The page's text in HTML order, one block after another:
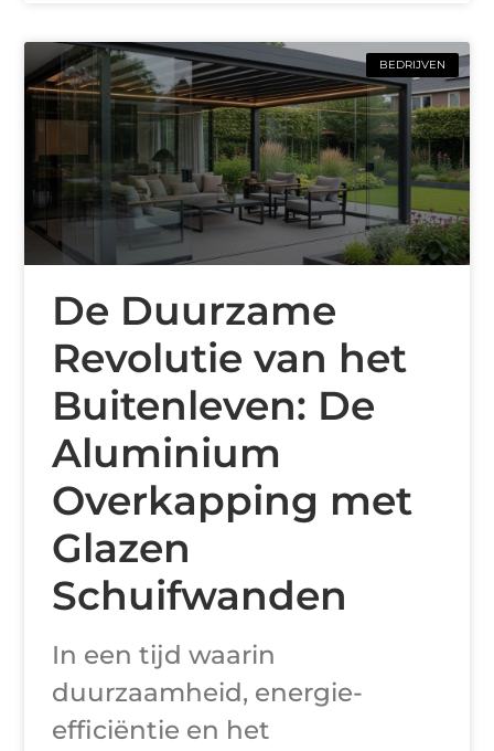
BEDRIJVEN
De Duurzame
Revolutie van het
Buitenleven: De
Aluminium
Overkapping met
Glazen
Schuifwanden
In een tijd waarin
duurzaamheid, energie-
efficiëntie en het